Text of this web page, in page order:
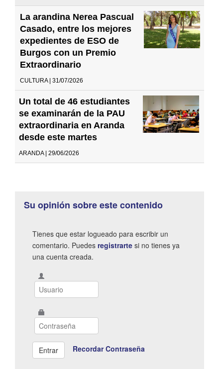
La arandina Nerea Pascual
Casado, entre los mejores
expedientes de ESO de
Burgos con un Premio
Extraordinario
CULTURA | 31/07/2026
Un total de 46 estudiantes
se examinarán de la PAU
extraordinaria en Aranda
desde este martes
ARANDA | 29/06/2026
Su opinión sobre este contenido
Tienes que estar logueado para escribir un
comentario. Puedes registrarte si no tienes ya
una cuenta creada.
Recordar Contraseña